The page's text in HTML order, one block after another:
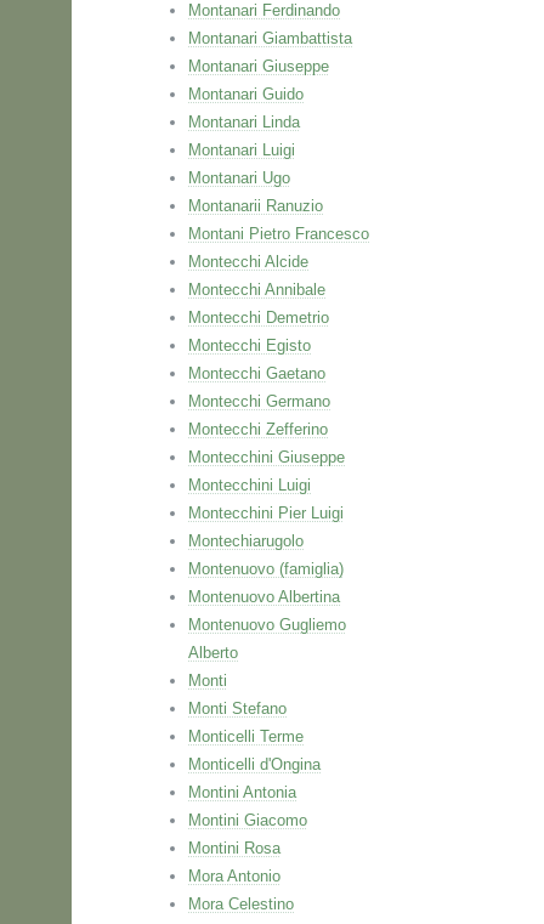
Montanari Ferdinando
Montanari Giambattista
Montanari Giuseppe
Montanari Guido
Montanari Linda
Montanari Luigi
Montanari Ugo
Montanarii Ranuzio
Montani Pietro Francesco
Montecchi Alcide
Montecchi Annibale
Montecchi Demetrio
Montecchi Egisto
Montecchi Gaetano
Montecchi Germano
Montecchi Zefferino
Montecchini Giuseppe
Montecchini Luigi
Montecchini Pier Luigi
Montechiarugolo
Montenuovo (famiglia)
Montenuovo Albertina
Montenuovo Gugliemo
Alberto
Monti
Monti Stefano
Monticelli Terme
Monticelli d'Ongina
Montini Antonia
Montini Giacomo
Montini Rosa
Mora Antonio
Mora Celestino